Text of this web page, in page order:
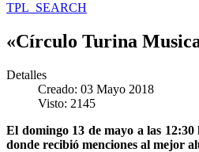
TPL_SEARCH
«Círculo Turina
Detalles
Creado: 03 Mayo 2018
Visto: 2145
El domingo 13 de mayo a las
donde recibió menciones al mejor